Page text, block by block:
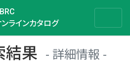
ンラインカタログ
結果
詳細情報